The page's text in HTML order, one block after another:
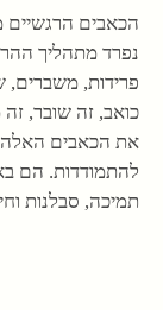
הכאבים הרגשיים
נפרד מתהליך
פרידות, משברים,
כואב, זה שובר,
את הכאבים האלה
להתמודדות. הם
תמיכה, סבלנות